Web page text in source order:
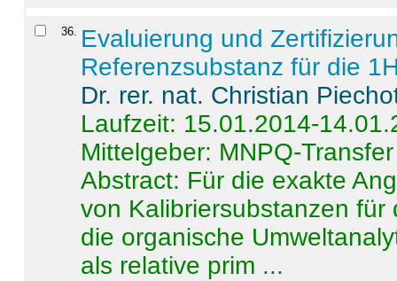
36. Evaluierung und
Referenzsubstanz für die
Dr. rer. nat. Christian
Laufzeit: 15.01.2014-
Mittelgeber: MNPQ-Transfer
Abstract: Für die exakte
von Kalibriersubstanzen
die organische
als relative prim ...